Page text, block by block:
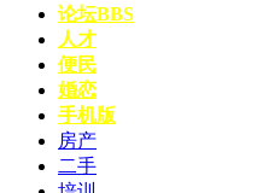
论坛BBS
人才
便民
婚恋
手机版
房产
二手